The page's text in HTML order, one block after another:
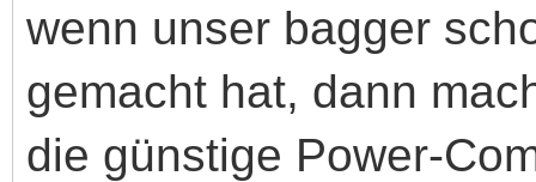
wenn unser bagger
gemacht hat, dann
die günstige Power-